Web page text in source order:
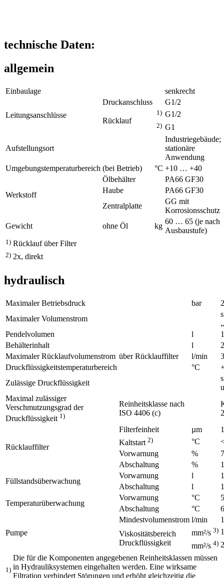
technische Daten:
allgemein
Einbaulage senkrecht
Leitungsanschlüsse
Druckanschluss G1/2
Rücklauf
1) G1/2
2) G1
Aufstellungsort
Industriegebäude;
stationäre
Anwendung
Umgebungstemperaturbereich (bei Betrieb) °C +10 … +40
Werkstoff
Ölbehälter
PA66 GF30
Haube
PA66 GF30
Zentralplatte
GG mit
Korrosionsschutz
Gewicht
ohne Öl kg
60 … 65 (je nach
Ausbaustufe)
1) Rücklauf über Filter
2) 2x, direkt
hydraulisch
Maximaler Betriebsdruck bar
Maximaler Volumenstrom
Pendelvolumen
l
Behälterinhalt
l
Maximaler Rücklaufvolumenstrom über Rücklauffilter l/min
Druckflüssigkeitstemperaturbereich
°C
Zulässige Druckflüssigkeit
Maximal zulässiger
Verschmutzungsgrad der
Druckflüssigkeit 1)
Reinheitsklasse nach
ISO 4406 (c)
Rücklauffilter
Filterfeinheit µm
Kaltstart 2) °C
Vorwarnung
%
Abschaltung
%
Füllstandsüberwachung
Vorwarnung l
Abschaltung
l
Temperaturüberwachung
Vorwarnung °C
Abschaltung
°C
Pumpe
Mindestvolumenstrom l/min
1
Viskositätsbereich
Druckflüssigkeit
mm²/s 3)
mm²/s 4)
1)
Die für die Komponenten angegebenen Reinheitsklassen müssen
in Hydrauliksystemen eingehalten werden. Eine wirksame
Filtration verhindert Störungen und erhöht gleichzeitig die